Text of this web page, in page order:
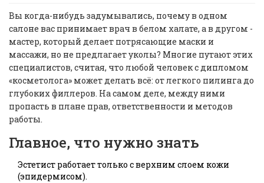
Вы когда-нибудь задумывались, почему в одном
салоне вас принимает врач в белом халате, а в другом -
мастер, который делает потрясающие маски и
массажи, но не предлагает уколы? Многие путают этих
специалистов, считая, что любой человек с дипломом
«косметолога» может делать всё: от легкого пилинга до
глубоких филлеров. На самом деле, между ними
пропасть в плане прав, ответственности и методов
работы.
Главное, что нужно знать
Эстетист работает только с верхним слоем кожи
(эпидермисом).